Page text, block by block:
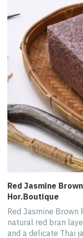
Red Jasmine
Hor.Boutique
Red Jasmine Brown
natural red bran
and a delicate Thai